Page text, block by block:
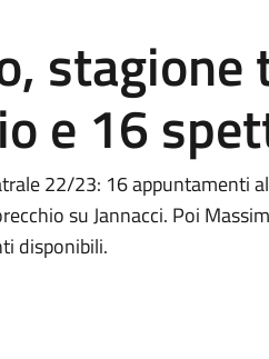
stagione
e 16
22/23: 16 appuntamenti
su Jannacci. Poi
disponibili.